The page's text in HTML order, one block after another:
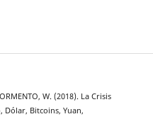
W. (2018). La Crisis
Dólar, Bitcoins, Yuan,